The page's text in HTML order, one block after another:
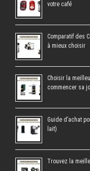
votre café
Comparatif des
à mieux choisir
Choisir la
commencer sa
Guide d’achat
lait)
Trouvez la